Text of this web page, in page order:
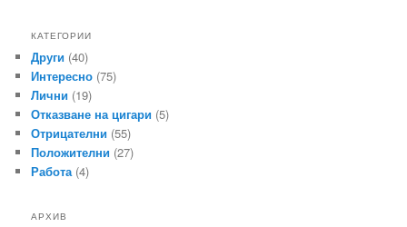
КАТЕГОРИИ
Други (40)
Интересно (75)
Лични (19)
Отказване на цигари (5)
Отрицателни (55)
Положителни (27)
Работа (4)
АРХИВ